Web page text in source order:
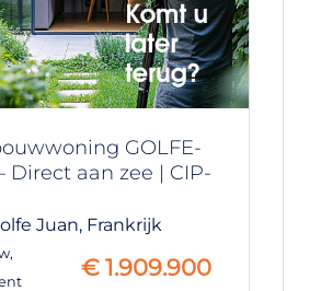
GOLFE-
Direct aan zee | CIP-
Juan, Frankrijk
,
€ 1.909.900